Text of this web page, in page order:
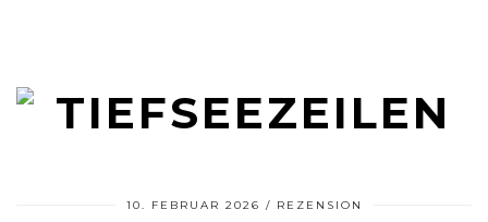
10. FEBRUAR 2026 REZENSION